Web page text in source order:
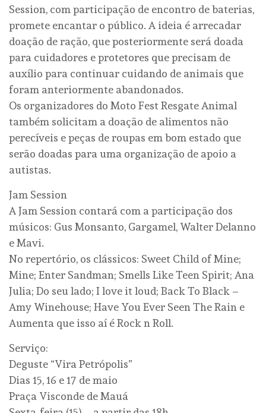
Session, com participação de encontro de baterias,
promete encantar o público. A ideia é arrecadar
doação de ração, que posteriormente será doada
para cuidadores e protetores que precisam de
auxílio para continuar cuidando de animais que
foram anteriormente abandonados.
Os organizadores do Moto Fest Resgate Animal
também solicitam a doação de alimentos não
perecíveis e peças de roupas em bom estado que
serão doadas para uma organização de apoio a
autistas.
Jam Session
A Jam Session contará com a participação dos
músicos: Gus Monsanto, Gargamel, Walter Delanno
e Mavi.
No repertório, os clássicos: Sweet Child of Mine;
Mine; Enter Sandman; Smells Like Teen Spirit; Ana
Julia; Do seu lado; I love it loud; Back To Black –
Amy Winehouse; Have You Ever Seen The Rain e
Aumenta que isso aí é Rock n Roll.
Serviço:
Deguste “Vira Petrópolis”
Dias 15, 16 e 17 de maio
Praça Visconde de Mauá